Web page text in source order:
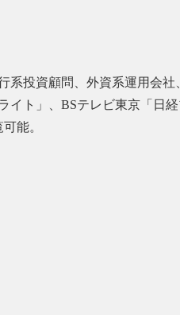
投資顧問、外資系運用会社
イト」、BSテレビ東京「日
能。